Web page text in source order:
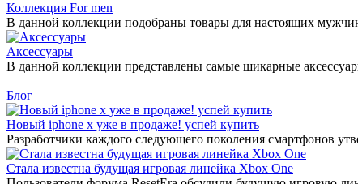
Коллекция For men
В данной коллекции подобраны товары для настоящих
Аксессуары
В данной коллекции представлены самые шикарные
Блог
Новый iphone x уже в продаже! успей купить
Разработчики каждого следующего поколения смартфонов
Стала известна будущая игровая линейка Xbox One